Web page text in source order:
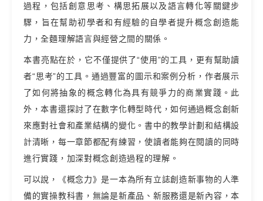
過程，包括創意思考、構思拓展以及語言轉化等關鍵步
驟，旨在幫助初學者和有經驗的自學者提升概念創造能
力，全麵理解語言與經營之間的關係。
本書亮點在於，它不僅提供了“使用”的工具，更有幫助讀
者“思考”的工具。通過豐富的圖示和案例分析，作者展示
了如何將抽象的概念轉化為具有競爭力的商業實踐。此
外，本書還探討了在數字化轉型時代，如何通過概念創新
來應對社會和產業結構的變化。書中的教學計劃和結構設
計清晰，每一章節都配有練習，使讀者能夠在閱讀的同時
進行實踐，加深對概念創造過程的理解。
可以說，《概念力》是一本為所有立誌創造新事物的人準
備的實操教科書，無論是新產品、新服務還是新內容，本